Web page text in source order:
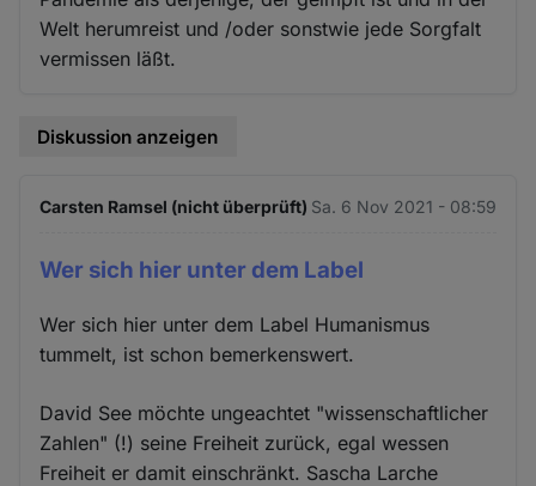
Welt herumreist und /oder sonstwie jede Sorgfalt
vermissen läßt.
Diskussion anzeigen
Carsten Ramsel (nicht überprüft) Sa. 6 Nov 2021 - 08:59
Wer sich hier unter dem Label
Wer sich hier unter dem Label Humanismus
tummelt, ist schon bemerkenswert.
David See möchte ungeachtet "wissenschaftlicher
Zahlen" (!) seine Freiheit zurück, egal wessen
Freiheit er damit einschränkt. Sascha Larche